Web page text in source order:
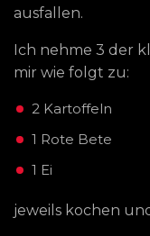
ausfallen.
Ich nehme 3 der
mir wie folgt zu:
2 Kartoffeln
1 Rote Bete
1 Ei
jeweils kochen